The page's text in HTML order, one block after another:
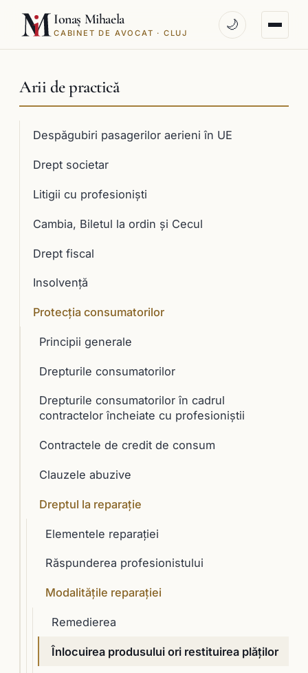
Ionaș Mihaela
CABINET DE AVOCAT · CLUJ
🌙
Arii de practică
Despăgubiri pasagerilor aerieni în UE
Drept societar
Litigii cu profesioniști
Cambia, Biletul la ordin și Cecul
Drept fiscal
Insolvență
Protecția consumatorilor
Principii generale
Drepturile consumatorilor
Drepturile consumatorilor în cadrul
contractelor încheiate cu profesioniştii
Contractele de credit de consum
Clauzele abuzive
Dreptul la reparaţie
Elementele reparaţiei
Răspunderea profesionistului
Modalităţile reparaţiei
Remedierea
Înlocuirea produsului ori restituirea plăţilor